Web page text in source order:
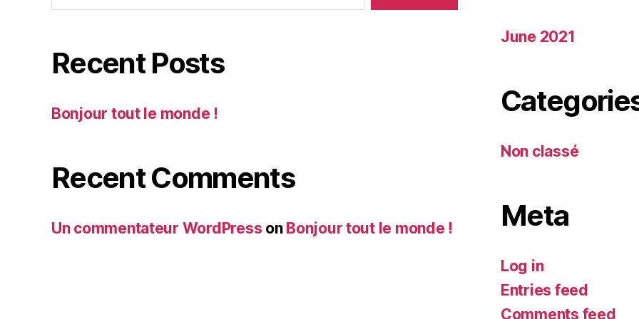
Recent Posts
Bonjour tout le monde !
Recent Comments
Un commentateur WordPress on Bonjour tout le monde !
June 2021
Non classé
Meta
Log in
Entries feed
Comments feed